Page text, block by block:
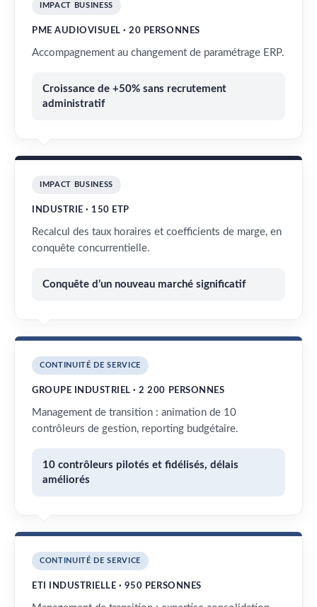
IMPACT BUSINESS
PME AUDIOVISUEL · 20 PERSONNES
Accompagnement au changement de paramétrage ERP.
Croissance de +50% sans recrutement
administratif
IMPACT BUSINESS
INDUSTRIE · 150 ETP
Recalcul des taux horaires et coefficients de marge, en
conquête concurrentielle.
Conquête d’un nouveau marché significatif
CONTINUITÉ DE SERVICE
GROUPE INDUSTRIEL · 2 200 PERSONNES
Management de transition : animation de 10
contrôleurs de gestion, reporting budgétaire.
10 contrôleurs pilotés et fidélisés, délais
améliorés
CONTINUITÉ DE SERVICE
ETI INDUSTRIELLE · 950 PERSONNES